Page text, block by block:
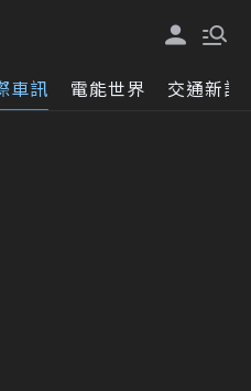
車訊 電能世界 交通新訊